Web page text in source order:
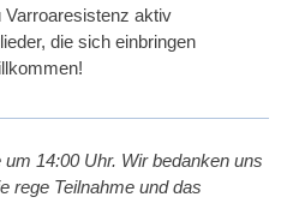
Varroaresistenz aktiv
die sich einbringen
14:00 Uhr. Wir bedanken uns
rege Teilnahme und das